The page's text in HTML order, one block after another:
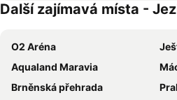
Nowa Baśń
Dom Kultury Zamek
Pałac Frączków
Złota Korona
Další zajímavá místa -
O2 Aréna
Aqualand Maravia
Brněnská přehrada